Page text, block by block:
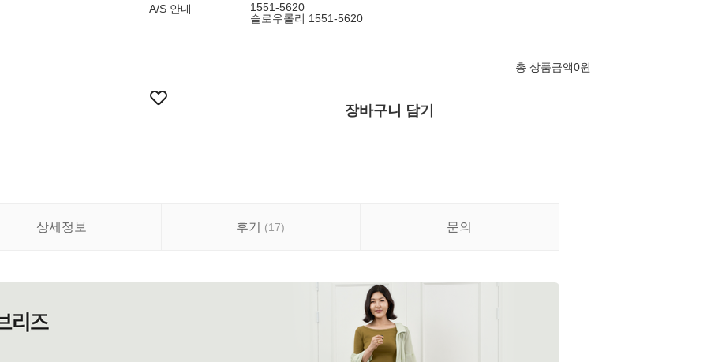
A/S 안내
1551-5620
슬로우롤리 1551-5620
총 상품금액0원
장바구니 담기
상세정보 후기 (17) 문의